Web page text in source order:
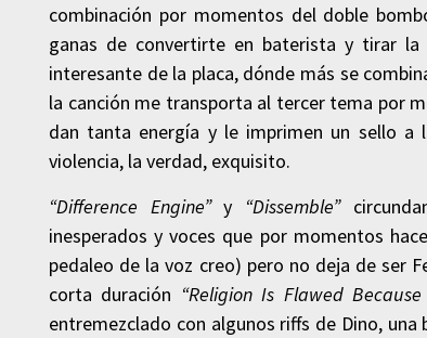
combinación por momentos del doble
ganas de convertirte en baterista y tirar la
interesante de la placa, dónde más se
la canción me transporta al tercer tema por
dan tanta energía y le imprimen un sello a
violencia, la verdad, exquisito.
“Difference Engine”y “Dissemble”
inesperados y voces que por momentos
pedaleo de la voz creo) pero no deja de ser
corta duración “Religion Is Flawed
entremezclado con algunos riffs de Dino,